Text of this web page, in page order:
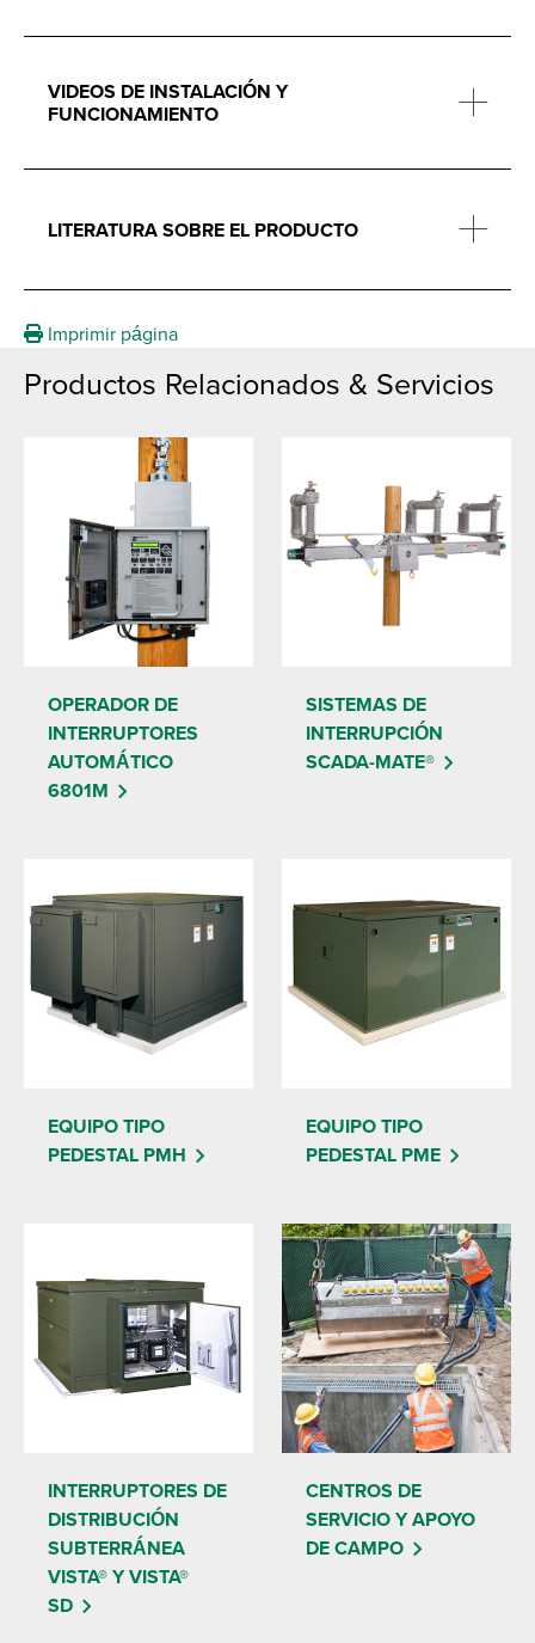
VIDEOS DE INSTALACIÓN Y
FUNCIONAMIENTO
LITERATURA SOBRE EL PRODUCTO
Imprimir página
Productos Relacionados & Servicios
OPERADOR DE
INTERRUPTORES
AUTOMÁTICO
6801M
SISTEMAS DE
INTERRUPCIÓN
SCADA-MATE®
EQUIPO TIPO
PEDESTAL PMH
EQUIPO TIPO
PEDESTAL PME
INTERRUPTORES DE
DISTRIBUCIÓN
SUBTERRÁNEA
VISTA® Y VISTA®
SD
CENTROS DE
SERVICIO Y APOYO
DE CAMPO